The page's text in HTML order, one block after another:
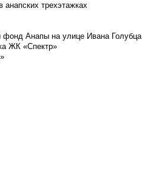
трехэтажках
фонд Анапы на улице Ивана Голубца
ЖК «Спектр»